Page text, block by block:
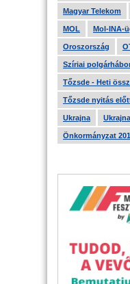
Magyar Telekom
MOL Mol-INA-
Oroszország
Szíriai
Tőzsde - Heti
Tőzsde nyitás
Ukrajna
Önkormányzat